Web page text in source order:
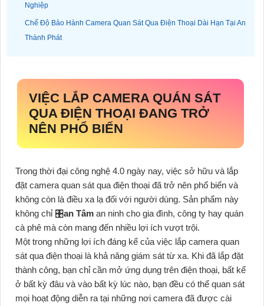
Nghiệp
Chế Độ Bảo Hành Camera Quan Sát Qua Điện Thoại Dài Hạn Tại An
Thành Phát
VIỆC LẮP CAMERA QUÁN SÁT
QUA ĐIỆN THOẠI ĐANG TRỞ
NÊN PHỔ BIẾN
Trong thời đại công nghệ 4.0 ngày nay, việc sở hữu và lắp
đặt camera quan sát qua điện thoại đã trở nên phổ biến và
không còn là điều xa lạ đối với người dùng. Sản phẩm này
không chỉ 🎛an Tâm an ninh cho gia đình, công ty hay quán
cà phê mà còn mang đến nhiều lợi ích vượt trội.
Một trong những lợi ích đáng kể của việc lắp camera quan
sát qua điện thoại là khả năng giám sát từ xa. Khi đã lắp đặt
thành công, bạn chỉ cần mở ứng dụng trên điện thoại, bất kể
ở bất kỳ đâu và vào bất kỳ lúc nào, bạn đều có thể quan sát
mọi hoạt động diễn ra tại những nơi camera đã được cài